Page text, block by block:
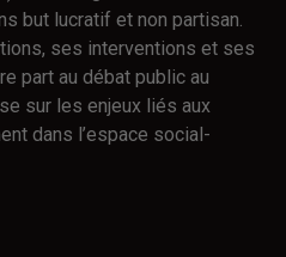
but lucratif et non partisan.
ses interventions et ses
part au débat public au
sur les enjeux liés aux
dans l’espace social-